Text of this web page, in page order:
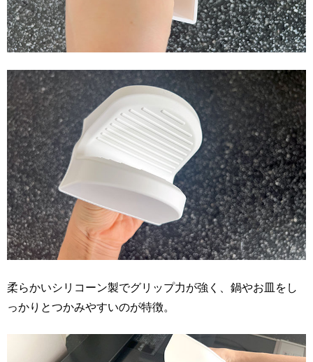
柔らかいシリコーン製でグリップ力が強く、鍋やお皿をし
っかりとつかみやすいのが特徴。